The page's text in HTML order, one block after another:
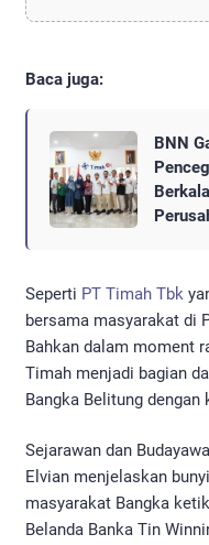
Baca juga:
BNN
Seperti PT Timah Tbk
bersama masyarakat di
Bahkan dalam moment
Timah menjadi bagian
Bangka Belitung dengan
Sejarawan dan
Elvian menjelaskan
masyarakat Bangka
Belanda Banka Tin